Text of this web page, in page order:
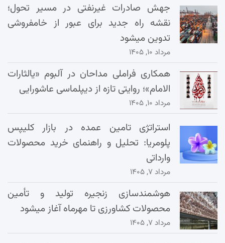
جهش صادرات غیرنفتی در مسیر تحول؛
نقشه راه جدید برای عبور از خامفروشی
تدوین میشود
مرداد ۱۰, ۱۴۰۵
همکاری فراملی مداحان در آلبوم «یالثارات
الامام»؛ روایتی تازه از دیپلماسی عاشورایی
مرداد ۱۰, ۱۴۰۵
استراتژی تامین عمده در بازار کلیپس
پلومریا: تحلیل و راهنمای خرید محصولات
وارداتی
مرداد ۷, ۱۴۰۵
هوشمندسازی زنجیره تولید و تأمین
محصولات کشاورزی تا مهرماه آغاز میشود
مرداد ۷, ۱۴۰۵